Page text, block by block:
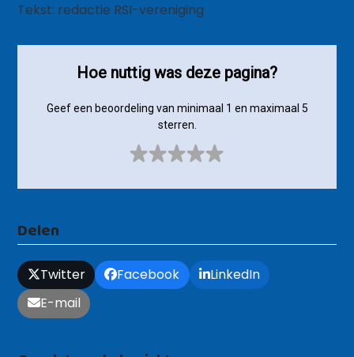
Tekst: redactie RSI-vereniging
Hoe nuttig was deze pagina?
Geef een beoordeling van minimaal 1 en maximaal 5
sterren.
Delen
Twitter Facebook
LinkedIn
E-mail